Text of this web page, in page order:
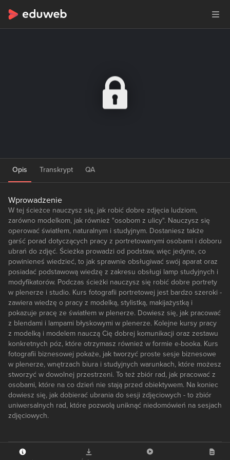
Opis Transkrypt QA
Wprowadzenie
W tej ścieżce nauczysz się, jak robić dobre zdjęcia ludziom,
zarówno modelkom, jak również "osobom z ulicy". Nauczysz się
operować światłem, naturalnym i studyjnym. Dostaniesz także
garść porad dotyczących pracy z portretowanymi osobami i doboru
ubrań do zdjęć. Ścieżka prowadzi od podstaw, więc jedyne, co
powinieneś wiedzieć, to jak sprawnie obsługiwać swój aparat oraz
posiadać podstawową wiedzę z zakresu obsługi lamp studyjnych i
modyfikatorów. Podczas ścieżki nauczysz się robić dobre portrety
w plenerze i studio. Kurs fotografii portretowej jest bardzo szeroki -
zawiera wiedzę o pracy z modelką, stylistką, makijażystką i
pokazuje pracę ze światłem w plenerze. Dowiesz się, jak pracować
z blendami i lampami błyskowymi w plenerze. Kolejne kursy pracy
z modelką i modelem nauczą Cię dobrej komunikacji oraz zestawu
konkretnych póz, które otrzymasz również w formie e-booka. Kurs
fotografii biznesowej pokaże, jak tworzyć proste sesje biznesowe
w plenerze, wnętrzach biura i studyjnych warunkach, które możesz
stworzyć w dowolnej przestrzeni. To też zbiór rad, jak pracować z
osobami, które na co dzień nie stają przed obiektywem. Na koniec
dowiesz się, jak dobierać ubrania do sesji zdjęciowych - to zbiór
uniwersalnych rad, które pozwolą uniknąć niedomówień na sesjach
zdjęciowych.